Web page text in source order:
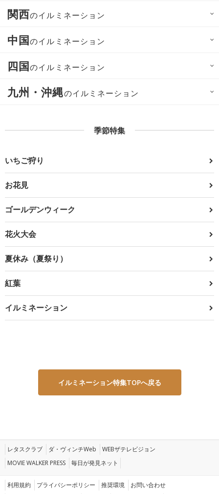
関西のイルミネーション
中国のイルミネーション
四国のイルミネーション
九州・沖縄のイルミネーション
季節特集
いちご狩り
お花見
ゴールデンウィーク
花火大会
夏休み（夏祭り）
紅葉
イルミネーション
イルミネーション特集TOPへ戻る
レタスクラブ ダ・ヴィンチWeb
WEBザテレビジョン
MOVIE WALKER PRESS
毎日が発見ネット
利用規約 プライバシーポリシー 推奨環境 お問い合わせ